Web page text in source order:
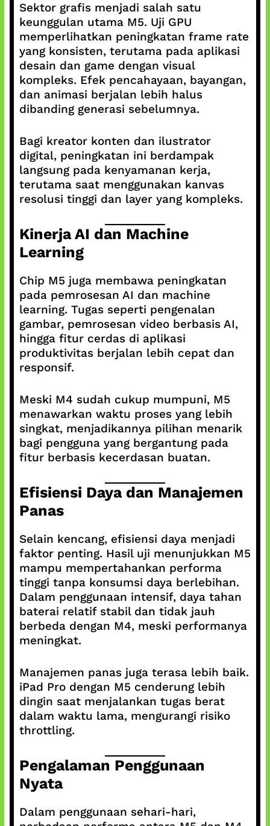
Sektor grafis menjadi salah satu
keunggulan utama M5. Uji GPU
memperlihatkan peningkatan frame rate
yang konsisten, terutama pada aplikasi
desain dan game dengan visual
kompleks. Efek pencahayaan, bayangan,
dan animasi berjalan lebih halus
dibanding generasi sebelumnya.
Bagi kreator konten dan ilustrator
digital, peningkatan ini berdampak
langsung pada kenyamanan kerja,
terutama saat menggunakan kanvas
resolusi tinggi dan layer yang kompleks.
Kinerja AI dan Machine
Learning
Chip M5 juga membawa peningkatan
pada pemrosesan AI dan machine
learning. Tugas seperti pengenalan
gambar, pemrosesan video berbasis AI,
hingga fitur cerdas di aplikasi
produktivitas berjalan lebih cepat dan
responsif.
Meski M4 sudah cukup mumpuni, M5
menawarkan waktu proses yang lebih
singkat, menjadikannya pilihan menarik
bagi pengguna yang bergantung pada
fitur berbasis kecerdasan buatan.
Efisiensi Daya dan Manajemen
Panas
Selain kencang, efisiensi daya menjadi
faktor penting. Hasil uji menunjukkan M5
mampu mempertahankan performa
tinggi tanpa konsumsi daya berlebihan.
Dalam penggunaan intensif, daya tahan
baterai relatif stabil dan tidak jauh
berbeda dengan M4, meski performanya
meningkat.
Manajemen panas juga terasa lebih baik.
iPad Pro dengan M5 cenderung lebih
dingin saat menjalankan tugas berat
dalam waktu lama, mengurangi risiko
throttling.
Pengalaman Penggunaan
Nyata
Dalam penggunaan sehari-hari,